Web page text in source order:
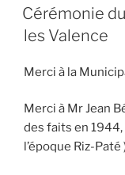
LE
Cérémonie
les Valence
Merci à la
Merci à Mr Jean
des faits en 1944,
l’époque Riz-Paté